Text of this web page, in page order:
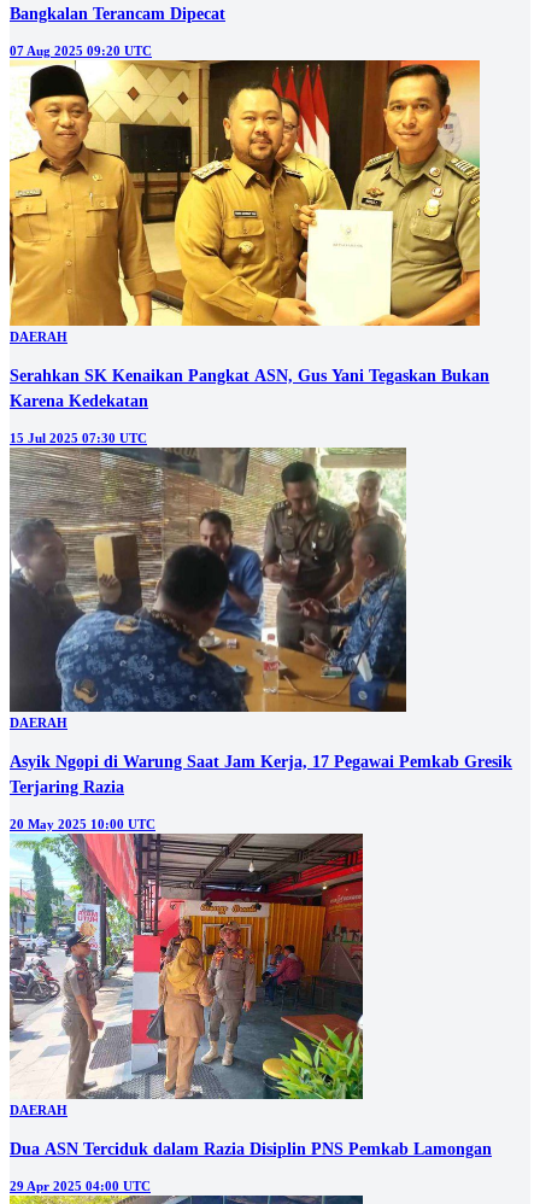
Bangkalan Terancam Dipecat
07 Aug 2025 09:20 UTC
DAERAH
Serahkan SK Kenaikan Pangkat ASN, Gus Yani Tegaskan Bukan
Karena Kedekatan
15 Jul 2025 07:30 UTC
DAERAH
Asyik Ngopi di Warung Saat Jam Kerja, 17 Pegawai Pemkab Gresik
Terjaring Razia
20 May 2025 10:00 UTC
DAERAH
Dua ASN Terciduk dalam Razia Disiplin PNS Pemkab Lamongan
29 Apr 2025 04:00 UTC